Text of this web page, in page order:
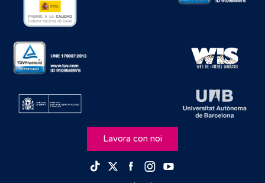
Lavora con noi
TikTokTwitterFacebook
Instagram